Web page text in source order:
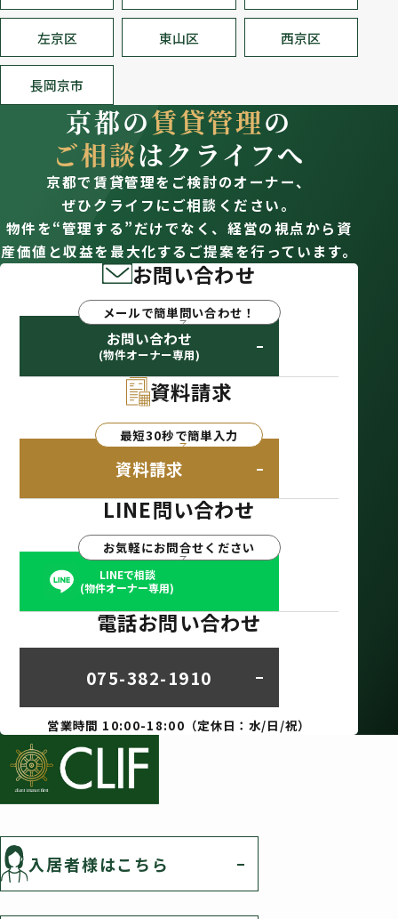
左京区 東山区 西京区
長岡京市
京都の賃貸管理の
ご相談はクライフへ
京都で賃貸管理をご検討のオーナー、
ぜひクライフにご相談ください。
物件を“管理する”だけでなく、経営の視点から資
産価値と収益を最大化するご提案を行っています。
お問い合わせ
メールで簡単問い合わせ！
お問い合わせ
(物件オーナー専用)
資料請求
最短30秒で簡単入力
資料請求
LINE問い合わせ
お気軽にお問合せください
LINEで相談
(物件オーナー専用)
電話お問い合わせ
075-382-1910
営業時間 10:00-18:00（定休日：水/日/祝）
入居者様はこちら